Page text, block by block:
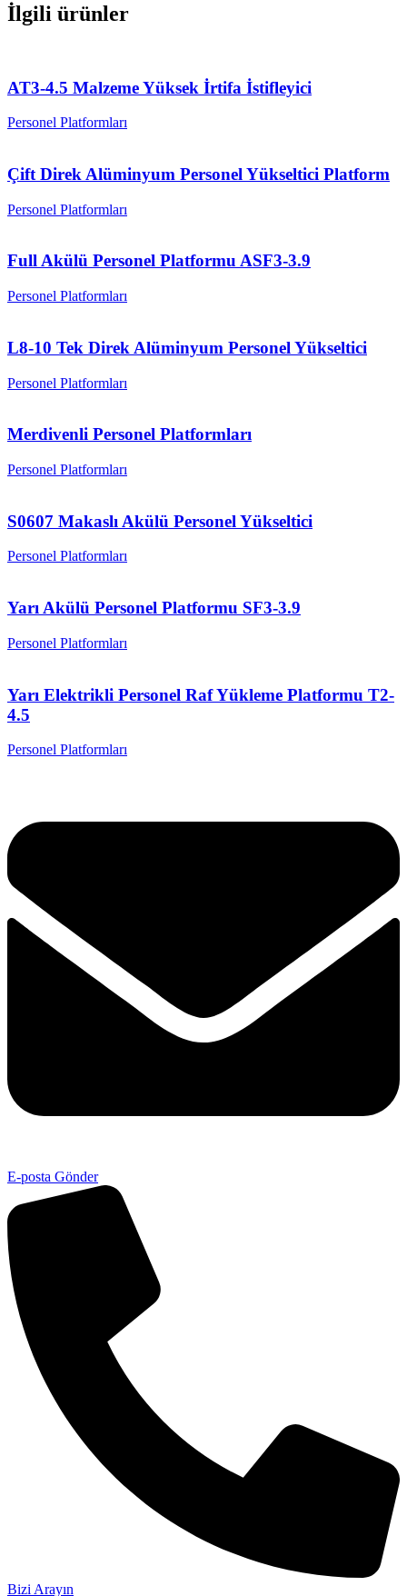
İlgili ürünler
AT3-4.5 Malzeme Yüksek İrtifa İstifleyici
Personel Platformları
Çift Direk Alüminyum Personel Yükseltici Platform
Personel Platformları
Full Akülü Personel Platformu ASF3-3.9
Personel Platformları
L8-10 Tek Direk Alüminyum Personel Yükseltici
Personel Platformları
Merdivenli Personel Platformları
Personel Platformları
S0607 Makaslı Akülü Personel Yükseltici
Personel Platformları
Yarı Akülü Personel Platformu SF3-3.9
Personel Platformları
Yarı Elektrikli Personel Raf Yükleme Platformu T2-
4.5
Personel Platformları
E-posta Gönder
Bizi Arayın